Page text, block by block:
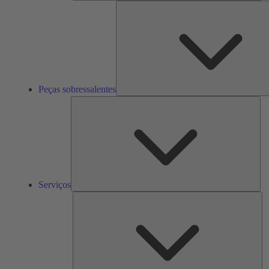
Peças sobressalentes
Serviços